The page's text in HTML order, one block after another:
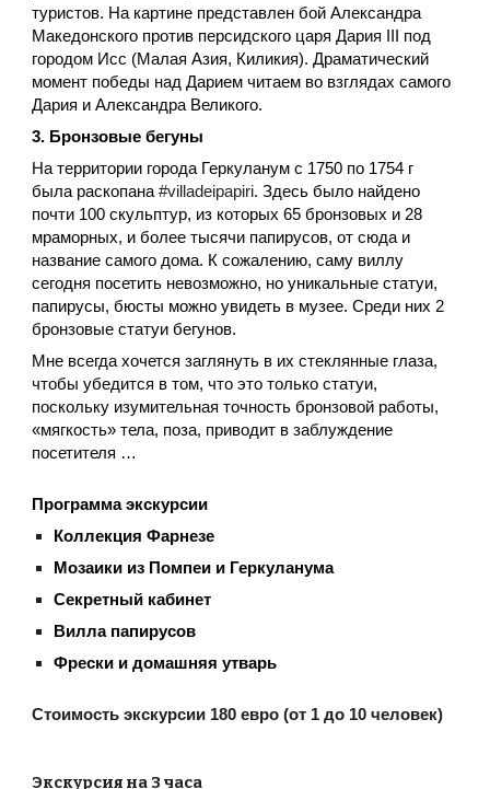
туристов. На картине представлен бой Александра
Македонского против персидского царя Дария III под
городом Исс (Малая Азия, Киликия). Драматический
момент победы над Дарием читаем во взглядах самого
Дария и Александра Великого.
3. Бронзовые бегуны
На территории города Геркуланум с 1750 по 1754 г
была раскопана#villadeipapiri. Здесь было найдено
почти 100 скульптур, из которых 65 бронзовых и 28
мраморных, и более тысячи папирусов, от сюда и
название самого дома. К сожалению, саму виллу
сегодня посетить невозможно, но уникальные статуи,
папирусы, бюсты можно увидеть в музее. Среди них 2
бронзовые статуи бегунов.
Мне всегда хочется заглянуть в их стеклянные глаза,
чтобы убедится в том, что это только статуи,
поскольку изумительная точность бронзовой работы,
«мягкость» тела, поза, приводит в заблуждение
посетителя …
Программа экскурсии
Коллекция Фарнезе
Мозаики из Помпеи и Геркуланума
Секретный кабинет
Вилла папирусов
Фрески и домашняя утварь
Стоимость экскурсии 180 евро (от 1 до 10 человек)
Экскурсия на 3 часа